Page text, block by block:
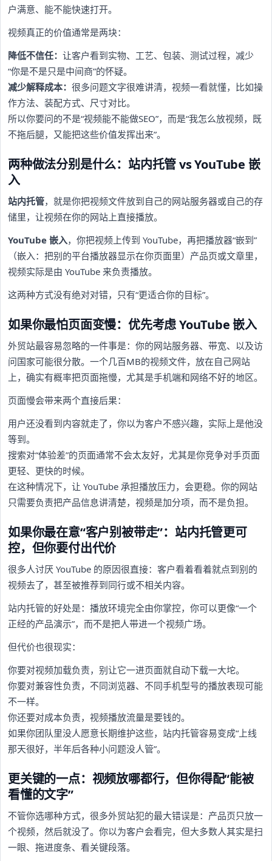
户满意、能不能快速打开。
视频真正的价值通常是两块：
降低不信任： 让客户看到实物、工艺、包装、测试过程，减少
“你是不是只是中间商”的怀疑。
减少解释成本： 很多问题文字很难讲清，视频一看就懂，比如操
作方法、装配方式、尺寸对比。
所以你要问的不是“视频能不能做SEO”，而是“我怎么放视频，既
不拖后腿，又能把这些价值发挥出来”。
两种做法分别是什么：站内托管 vs YouTube 嵌
入
站内托管，就是你把视频文件放到自己的网站服务器或自己的存
储里，让视频在你的网站上直接播放。
YouTube 嵌入，你把视频上传到 YouTube，再把播放器“嵌到”
（嵌入：把别的平台播放器显示在你页面里）产品页或文章里，
视频实际是由 YouTube 来负责播放。
这两种方式没有绝对对错，只有“更适合你的目标”。
如果你最怕页面变慢：优先考虑 YouTube 嵌入
外贸站最容易忽略的一件事是：你的网站服务器、带宽、以及访
问国家可能很分散。一个几百MB的视频文件，放在自己网站
上，确实有概率把页面拖慢，尤其是手机端和网络不好的地区。
页面慢会带来两个直接后果：
用户还没看到内容就走了，你以为客户不感兴趣，实际上是他没
等到。
搜索对“体验差”的页面通常不会太友好，尤其是你竞争对手页面
更轻、更快的时候。
在这种情况下，让 YouTube 承担播放压力，会更稳。你的网站
只需要负责把产品信息讲清楚，视频是加分项，而不是负担。
如果你最在意“客户别被带走”：站内托管更可
控，但你要付出代价
很多人讨厌 YouTube 的原因很直接：客户看着看着就点到别的
视频去了，甚至被推荐到同行或不相关内容。
站内托管的好处是：播放环境完全由你掌控，你可以更像“一个
正经的产品演示”，而不是把人带进一个视频广场。
但代价也很现实：
你要对视频加载负责，别让它一进页面就自动下载一大坨。
你要对兼容性负责，不同浏览器、不同手机型号的播放表现可能
不一样。
你还要对成本负责，视频播放流量是要钱的。
如果你团队里没人愿意长期维护这些，站内托管容易变成“上线
那天很好，半年后各种小问题没人管”。
更关键的一点：视频放哪都行，但你得配“能被
看懂的文字”
不管你选哪种方式，很多外贸站犯的最大错误是：产品页只放一
个视频，然后就没了。你以为客户会看完，但大多数人其实是扫
一眼、拖进度条、看关键段落。